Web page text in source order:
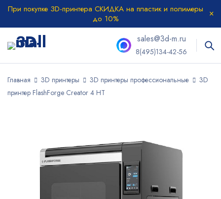
При покупке 3D-принтера СКИДКА на пластик и полимеры
до 10%
sales@3d-m.ru
8(495)134-42-56
Главная 3D принтеры 3D принтеры профессиональные
3D
принтер FlashForge Creator 4 HT